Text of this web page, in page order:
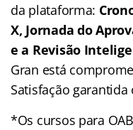
da plataforma:
X, Jornada do
e a Revisão
Gran está
Satisfação
*Os cursos para